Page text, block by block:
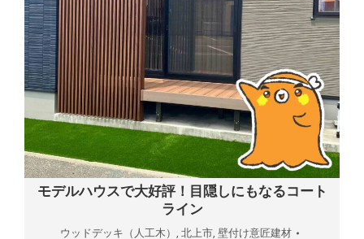
モデルハウスで大好評！目隠しにもなるコート
ライン
ウッドデッキ（人工木） 北上市 壁付け意匠建材